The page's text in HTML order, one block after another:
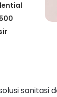
sanitasi